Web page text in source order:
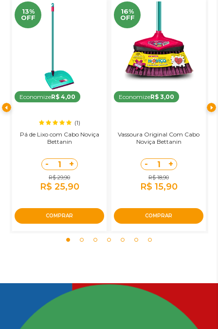
13%
OFF
EconomizeR$ 4,00
(1)
Pá de Lixo com Cabo Noviça
Bettanin
- 1 +
R$ 29,90
R$ 25,90
COMPRAR
16%
OFF
EconomizeR$ 3,00
Vassoura Original Com Cabo
Noviça Bettanin
- 1 +
R$ 18,90
R$ 15,90
COMPRAR